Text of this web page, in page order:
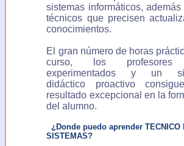
sistemas informáticos, además
técnicos que precisen
conocimientos.
El gran número de horas
curso, los profesores
experimentados y un
didáctico proactivo
resultado excepcional en la
del alumno.
¿Donde puedo aprender TECNICO
SISTEMAS?